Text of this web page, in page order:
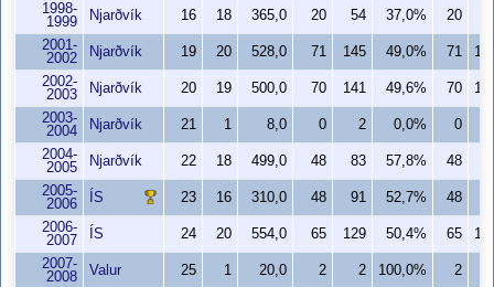
1998-
1999
Njarðvík 16 18 365,0 20 54 37,0% 20
2001-
2002
Njarðvík 19 20 528,0 71 145 49,0% 71
2002-
2003
Njarðvík 20 19 500,0 70 141 49,6% 70
2003-
2004
Njarðvík 21 1 8,0 0 2 0,0% 0
2004-
2005
Njarðvík 22 18 499,0 48 83 57,8% 48
2005-
2006
ÍS 23 16 310,0 48 91 52,7% 48
2006-
2007
ÍS 24 20 554,0 65 129 50,4% 65
2007-
2008
Valur 25 1 20,0 2 2 100,0% 2